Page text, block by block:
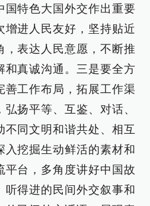
国特色大国外交作出重要
增进人民友好，坚持贴近
，表达人民意愿，不断推
和真诚沟通。三是要全方
善工作布局，拓展工作渠
扬平等、互鉴、对话、
不同文明和谐共处、相互
入挖掘生动鲜活的素材和
平台，多角度讲好中国故
听得进的民间外交叙事和